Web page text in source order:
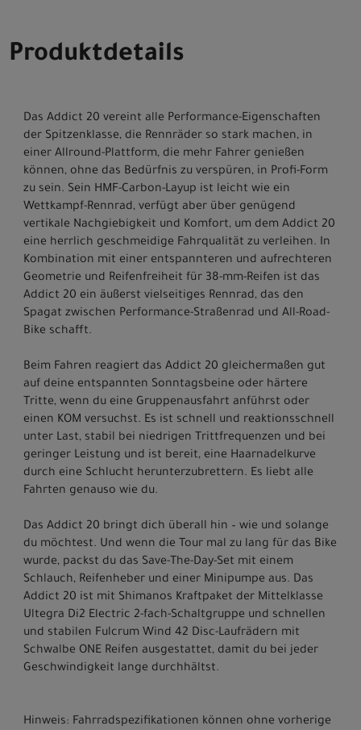
Produktdetails
Das Addict 20 vereint alle Performance-Eigenschaften
der Spitzenklasse, die Rennräder so stark machen, in
einer Allround-Plattform, die mehr Fahrer genießen
können, ohne das Bedürfnis zu verspüren, in Profi-Form
zu sein. Sein HMF-Carbon-Layup ist leicht wie ein
Wettkampf-Rennrad, verfügt aber über genügend
vertikale Nachgiebigkeit und Komfort, um dem Addict 20
eine herrlich geschmeidige Fahrqualität zu verleihen. In
Kombination mit einer entspannteren und aufrechteren
Geometrie und Reifenfreiheit für 38-mm-Reifen ist das
Addict 20 ein äußerst vielseitiges Rennrad, das den
Spagat zwischen Performance-Straßenrad und All-Road-
Bike schafft.
Beim Fahren reagiert das Addict 20 gleichermaßen gut
auf deine entspannten Sonntagsbeine oder härtere
Tritte, wenn du eine Gruppenausfahrt anführst oder
einen KOM versuchst. Es ist schnell und reaktionsschnell
unter Last, stabil bei niedrigen Trittfrequenzen und bei
geringer Leistung und ist bereit, eine Haarnadelkurve
durch eine Schlucht herunterzubrettern. Es liebt alle
Fahrten genauso wie du.
Das Addict 20 bringt dich überall hin – wie und solange
du möchtest. Und wenn die Tour mal zu lang für das Bike
wurde, packst du das Save-The-Day-Set mit einem
Schlauch, Reifenheber und einer Minipumpe aus. Das
Addict 20 ist mit Shimanos Kraftpaket der Mittelklasse
Ultegra Di2 Electric 2-fach-Schaltgruppe und schnellen
und stabilen Fulcrum Wind 42 Disc-Laufrädern mit
Schwalbe ONE Reifen ausgestattet, damit du bei jeder
Geschwindigkeit lange durchhältst.
Hinweis: Fahrradspezifikationen können ohne vorherige